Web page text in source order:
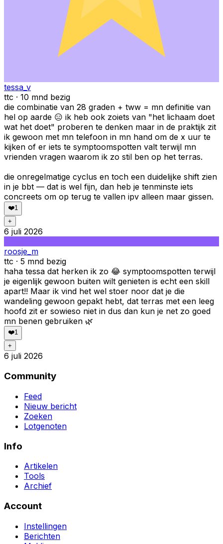
tessa_v
ttc · 10 mnd bezig
die combinatie van 28 graden + tww = mn definitie van
hel op aarde 😑 ik heb ook zoiets van "het lichaam doet
wat het doet" proberen te denken maar in de praktijk zit
ik gewoon met mn telefoon in mn hand om de x uur te
kijken of er iets te symptoomspotten valt terwijl mn
vrienden vragen waarom ik zo stil ben op het terras.
die onregelmatige cyclus en toch een duidelijke shift zien
in je bbt — dat is wel fijn, dan heb je tenminste iets
concreets om op terug te vallen ipv alleen maar gissen.
❤️1
+
6 juli 2026
roosje_m
ttc · 5 mnd bezig
haha tessa dat herken ik zo 😂 symptoomspotten terwijl
je eigenlijk gewoon buiten wilt genieten is echt een skill
apart!! Maar ik vind het wel stoer noor dat je die
wandeling gewoon gepakt hebt, dat terras met een leeg
hoofd zit er sowieso niet in dus dan kun je net zo goed
mn benen gebruiken 🌿
❤️1
+
6 juli 2026
Community
Feed
Nieuw bericht
Zoeken
Lotgenoten
Info
Artikelen
Tools
Archief
Account
Instellingen
Berichten